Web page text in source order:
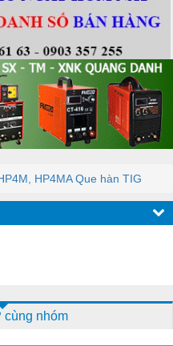
HP4MA Que hàn TIG
cùng nhóm